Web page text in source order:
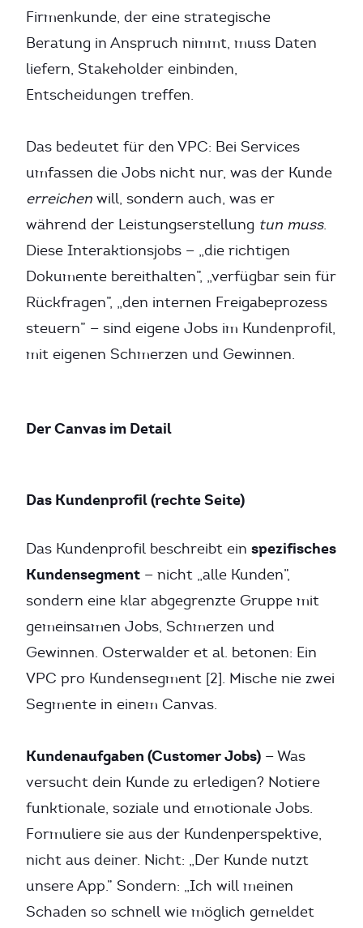
Firmenkunde, der eine strategische
Beratung in Anspruch nimmt, muss Daten
liefern, Stakeholder einbinden,
Entscheidungen treffen.
Das bedeutet für den VPC: Bei Services
umfassen die Jobs nicht nur, was der Kunde
erreichen will, sondern auch, was er
während der Leistungserstellung tun muss.
Diese Interaktionsjobs — „die richtigen
Dokumente bereithalten”, „verfügbar sein für
Rückfragen”, „den internen Freigabeprozess
steuern” — sind eigene Jobs im Kundenprofil,
mit eigenen Schmerzen und Gewinnen.
Der Canvas im Detail
Das Kundenprofil (rechte Seite)
Das Kundenprofil beschreibt ein spezifisches
Kundensegment — nicht „alle Kunden”,
sondern eine klar abgegrenzte Gruppe mit
gemeinsamen Jobs, Schmerzen und
Gewinnen. Osterwalder et al. betonen: Ein
VPC pro Kundensegment [2]. Mische nie zwei
Segmente in einem Canvas.
Kundenaufgaben (Customer Jobs) — Was
versucht dein Kunde zu erledigen? Notiere
funktionale, soziale und emotionale Jobs.
Formuliere sie aus der Kundenperspektive,
nicht aus deiner. Nicht: „Der Kunde nutzt
unsere App.” Sondern: „Ich will meinen
Schaden so schnell wie möglich gemeldet